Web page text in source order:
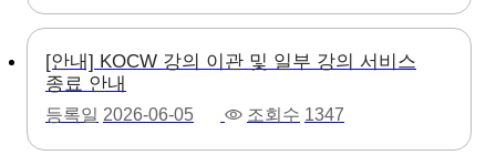
[안내] KOCW 강의 이관 및 일부 강의 서비스
종료 안내
등록일 2026-06-05 조회수 1347